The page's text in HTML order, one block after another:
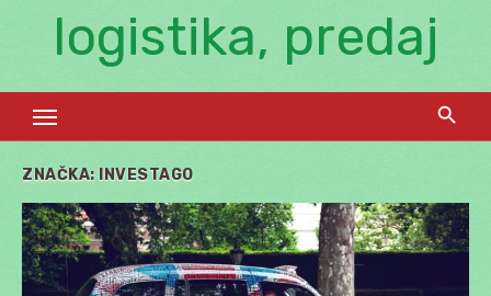
logistika, predaj
ZNAČKA: INVESTAGO